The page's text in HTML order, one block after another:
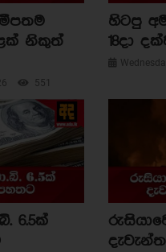
නිකුත්
551
හිටපු
18දා
6.5ක්